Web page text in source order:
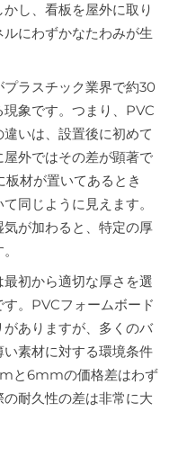
し、看板を屋外に取り
にわずかなたわみが生
ラスチック業界で約30
象です。つまり、PVC
いは、設置後に初めて
外ではその差が顕著で
材が置いてあるとき
同じように見えます。
が加わると、特定の厚
初から適切な厚さを選
。PVCフォームボード
ありますが、多くのバ
素材に対する環境条件
と6mmの価格差はわず
耐久性の差は非常に大